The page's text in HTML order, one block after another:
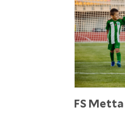
FS